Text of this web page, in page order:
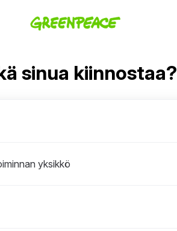
sinua kiinnostaa?
yksikkö